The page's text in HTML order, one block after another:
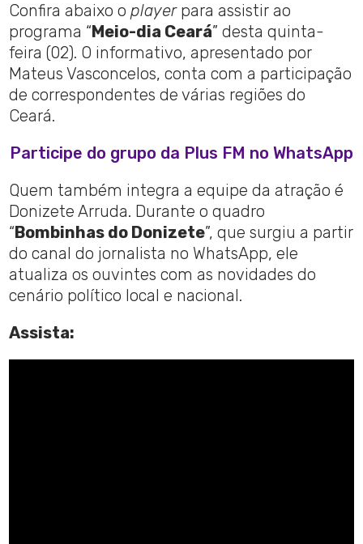
Confira abaixo oplayer para assistir ao
programa “ Meio-dia Ceará” desta quinta-
feira (02). O informativo, apresentado por
Mateus Vasconcelos, conta com a participação
de correspondentes de várias regiões do
Ceará.
Participe do grupo da Plus FM no WhatsApp
Quem também integra a equipe da atração é
Donizete Arruda. Durante o quadro
“ Bombinhas do Donizete”, que surgiu a partir
do canal do jornalista no WhatsApp, ele
atualiza os ouvintes com as novidades do
cenário político local e nacional.
Assista: